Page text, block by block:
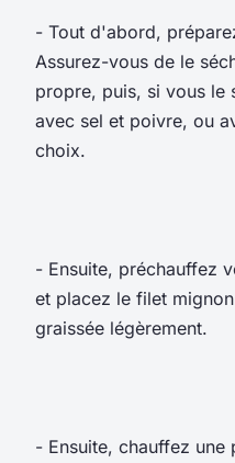
- Tout d'abord,
Assurez-vous de le
propre, puis, si vous le
avec sel et poivre, ou
choix.
- Ensuite, préchauffez
et placez le filet
graissée légèrement.
- Ensuite, chauffez